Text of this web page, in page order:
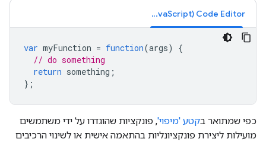
Code Editor‏ (JavaScript)
var myFunction = function(args)
{
// do something
return something ;
};
כפי שמתואר בקטע 'מיפוי', פונקציות שהוגדרו על ידי משתמשים
מועילות ליצירת פונקציונליות בהתאמה אישית או לשינוי הרכיבים